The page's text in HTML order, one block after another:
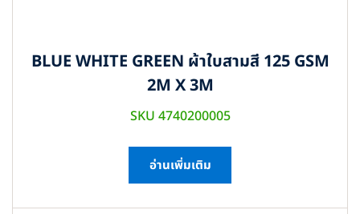
BLUE WHITE GREEN ผ้าใบสามสี 125 GSM
2M X 3M
SKU 4740200005
อ่านเพิ่มเติม